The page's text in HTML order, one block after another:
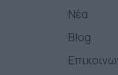
Νέα
Blog